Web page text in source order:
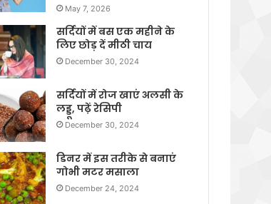
May 7, 2026
सर्दियों में बस एक महीने के
लिए छोड़ दें मीठी चाय
December 30, 2024
सर्दियों में रोज खाएं अलसी के
लड्डू, पढ़ें रेसिपी
December 30, 2024
डिनर में इस तरीके से बनाएं
गोभी मटर मसाला
December 24, 2024